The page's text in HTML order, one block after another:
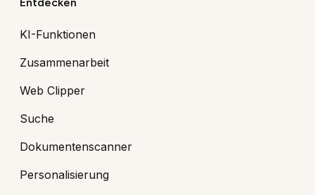
Entdecken
KI-Funktionen
Zusammenarbeit
Web Clipper
Suche
Dokumentenscanner
Personalisierung